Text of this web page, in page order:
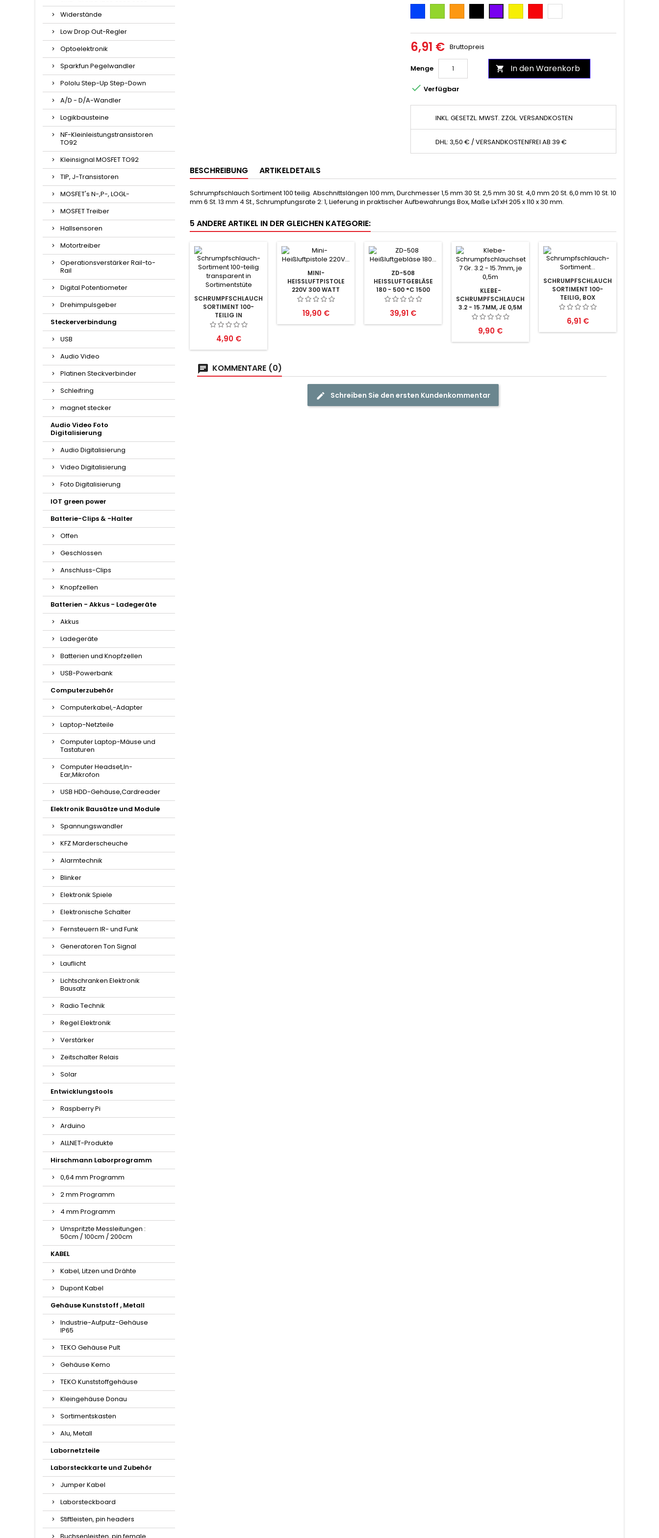
Widerstände
Low Drop Out-Regler
Optoelektronik
Sparkfun Pegelwandler
Pololu Step-Up Step-Down
A/D - D/A-Wandler
Logikbausteine
NF-Kleinleistungstransistoren
TO92
Kleinsignal MOSFET TO92
TIP, J-Transistoren
MOSFET's N-,P-, LOGL-
MOSFET Treiber
Hallsensoren
Motortreiber
Operationsverstärker Rail-to-
Rail
Digital Potentiometer
Drehimpulsgeber
Steckerverbindung
USB
Audio Video
Platinen Steckverbinder
Schleifring
magnet stecker
Audio Video Foto
Digitalisierung
Audio Digitalisierung
Video Digitalisierung
Foto Digitalisierung
IOT green power
Batterie-Clips & -Halter
Offen
Geschlossen
Anschluss-Clips
Knopfzellen
Batterien - Akkus - Ladegeräte
Akkus
Ladegeräte
Batterien und Knopfzellen
USB-Powerbank
Computerzubehör
Computerkabel,-Adapter
Laptop-Netzteile
Computer Laptop-Mäuse und
Tastaturen
Computer Headset,In-
Ear,Mikrofon
USB HDD-Gehäuse,Cardreader
Elektronik Bausätze und Module
Spannungswandler
KFZ Marderscheuche
Alarmtechnik
Blinker
Elektronik Spiele
Elektronische Schalter
Fernsteuern IR- und Funk
Generatoren Ton Signal
Lauflicht
Lichtschranken Elektronik
Bausatz
Radio Technik
Regel Elektronik
Verstärker
Zeitschalter Relais
Solar
Entwicklungstools
Raspberry Pi
Arduino
ALLNET-Produkte
Hirschmann Laborprogramm
0,64 mm Programm
2 mm Programm
4 mm Programm
Umspritzte Messleitungen :
50cm / 100cm / 200cm
KABEL
Kabel, Litzen und Drähte
Dupont Kabel
Gehäuse Kunststoff , Metall
Industrie-Aufputz-Gehäuse
IP65
TEKO Gehäuse Pult
Gehäuse Kemo
TEKO Kunststoffgehäuse
Kleingehäuse Donau
Sortimentskasten
Alu, Metall
Labornetzteile
Laborsteckkarte und Zubehör
Jumper Kabel
Laborsteckboard
Stiftleisten, pin headers
Schwarz
6,91 € Bruttopreis
Menge  In den Warenkorb
 Verfügbar
INKL. GESETZL. MWST. ZZGL. VERSANDKOSTEN
DHL: 3,50 € / VERSANDKOSTENFREI AB 39 €
BESCHREIBUNG ARTIKELDETAILS
Schrumpfschlauch Sortiment 100 teilig. Abschnittslängen 100 mm, Durchmesser 1,5 mm 30 St. 2,5 mm 30 St. 4,0 mm 20 St. 6,0 mm 10 St. 10
mm 6 St. 13 mm 4 St., Schrumpfungsrate 2: 1, Lieferung in praktischer Aufbewahrungs Box, Maße LxTxH 205 x 110 x 30 mm.
5 ANDERE ARTIKEL IN DER GLEICHEN KATEGORIE:
SCHRUMPFSCHLAUCH-
SORTIMENT 100-
TEILIG IN
SORTIMENTSTÜTE
Preis
4,90 €
MINI-
HEISSLUFTPISTOLE 2
20V 300 WATT
Preis
19,90 €
ZD-508
HEISSLUFTGEBLÄSE 1
80 - 500 °C 1500 W
ATT
Preis
39,91 €
KLEBE-
SCHRUMPFSCHLAUCHSET
3.2 - 15.7MM, JE 0,5M
Preis
9,90 €
SCHRUMPFSCHLAUCH-
SORTIMENT 100-
TEILIG, BOX
Preis
6,91 €
KOMMENTARE (0)
Schreiben Sie den ersten Kundenkommentar